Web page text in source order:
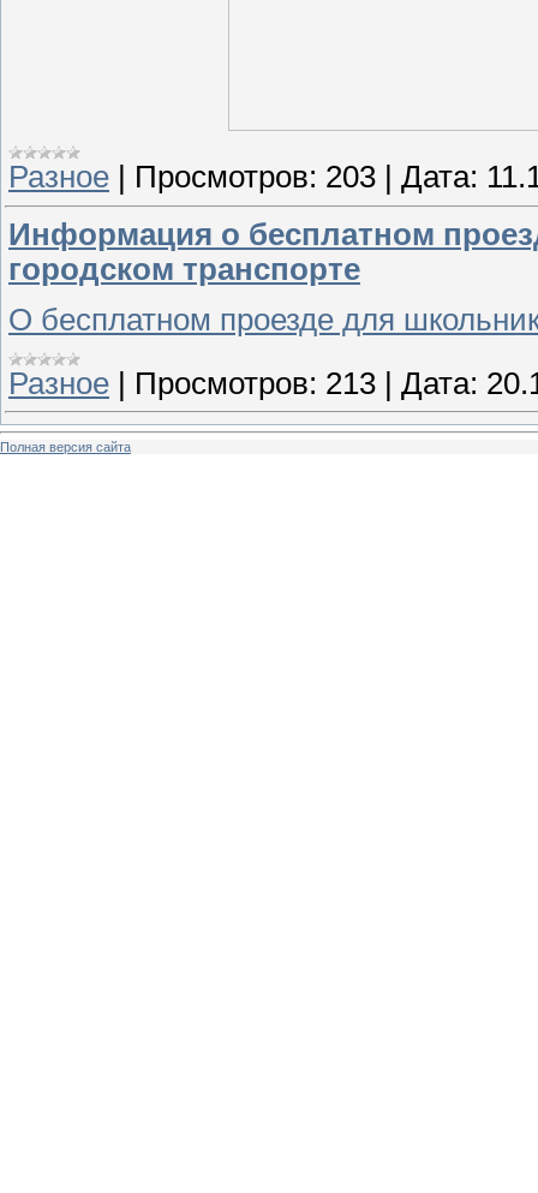
Разное Просмотров: 203 Дата:
Информация о бесплатном
городском транспорте
О бесплатном проезде для
Разное
Просмотров: 213 Дата:
Полная версия сайта